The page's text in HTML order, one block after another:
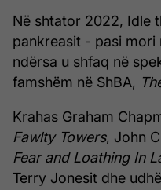
Në shtator 2022, Idle
pankreasit - pasi mori
ndërsa u shfaq në
famshëm në ShBA,
Krahas Graham
Fawlty Towers, John
Fear and Loathing In
Terry Jonesit dhe